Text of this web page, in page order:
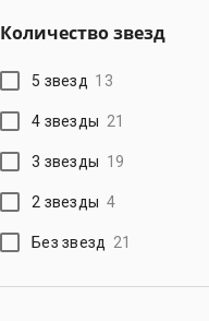
Количество звезд
5 звезд 13
4 звезды 21
3 звезды 19
2 звезды 4
Без звезд 21